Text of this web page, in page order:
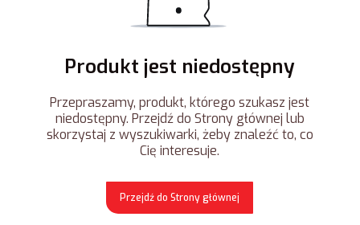
Produkt jest niedostępny
Przepraszamy, produkt, którego szukasz jest
niedostępny. Przejdź do Strony głównej lub
skorzystaj z wyszukiwarki, żeby znaleźć to, co
Cię interesuje.
Przejdź do Strony głównej